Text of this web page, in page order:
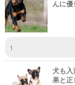
んに優
1
犬も
果と正